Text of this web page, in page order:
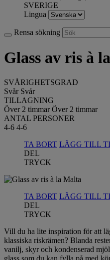
SVERIGE
Lingua
Rensa sökning
Glass av ris à
SVÅRIGHETSGRAD
Svår Svår
TILLAGNING
Över 2 timmar Över 2 timmar
ANTAL PERSONER
4-6 4-6
TA BORT LÄGG TILL
DEL
TRYCK
TA BORT LÄGG TILL
DEL
TRYCK
Vill du ha lite inspiration för att
klassiska riskrämen? Blanda
vanilj, skyr och kondenserad
glass som du kan fylla på med